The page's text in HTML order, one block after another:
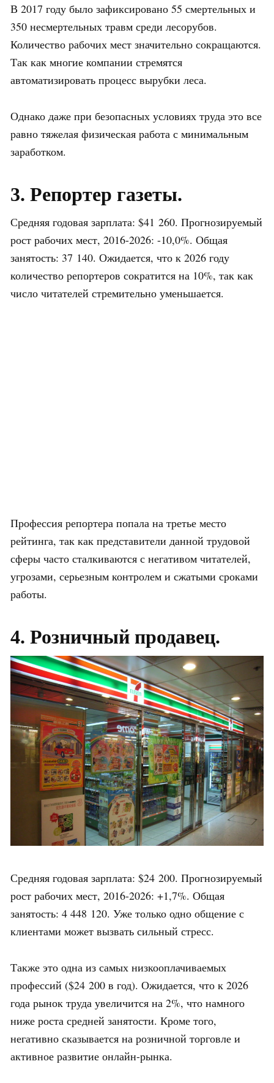
В 2017 году было зафиксировано 55 смертельных и
350 несмертельных травм среди лесорубов.
Количество рабочих мест значительно сокращаются.
Так как многие компании стремятся
автоматизировать процесс вырубки леса.
Однако даже при безопасных условиях труда это все
равно тяжелая физическая работа с минимальным
заработком.
3. Репортер газеты.
Средняя годовая зарплата: $41 260. Прогнозируемый
рост рабочих мест, 2016-2026: -10,0%. Общая
занятость: 37 140. Ожидается, что к 2026 году
количество репортеров сократится на 10%, так как
число читателей стремительно уменьшается.
Профессия репортера попала на третье место
рейтинга, так как представители данной трудовой
сферы часто сталкиваются с негативом читателей,
угрозами, серьезным контролем и сжатыми сроками
работы.
4. Розничный продавец.
Средняя годовая зарплата: $24 200. Прогнозируемый
рост рабочих мест, 2016-2026: +1,7%. Общая
занятость: 4 448 120. Уже только одно общение с
клиентами может вызвать сильный стресс.
Также это одна из самых низкооплачиваемых
профессий ($24 200 в год). Ожидается, что к 2026
года рынок труда увеличится на 2%, что намного
ниже роста средней занятости. Кроме того,
негативно сказывается на розничной торговле и
активное развитие онлайн-рынка.